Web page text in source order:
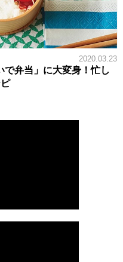
2020.03.23
で弁当」に大変身！忙し